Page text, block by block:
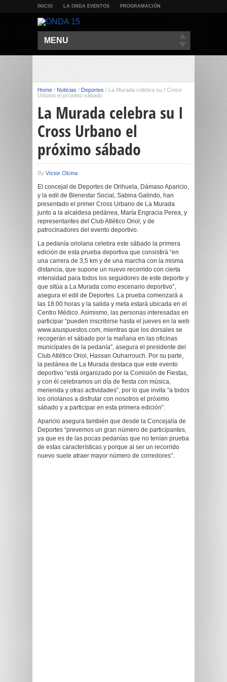
INICIO LA ONDA EVENTOS PROGRAMACIÓN
MENU
Home / Noticias / Deportes / La Murada celebra su I Cross
Urbano el próximo sábado
La Murada celebra su I
Cross Urbano el
próximo sábado
By Víctor Olcina
El concejal de Deportes de Orihuela, Dámaso Aparicio,
y la edil de Bienestar Social, Sabina Galindo, han
presentado el primer Cross Urbano de La Murada
junto a la alcaldesa pedánea, María Engracia Perea, y
representantes del Club Atlético Oriol, y de
patrocinadores del evento deportivo.
La pedanía oriolana celebra este sábado la primera
edición de esta prueba deportiva que consistirá “en
una carrera de 3,5 km y de una marcha con la misma
distancia, que supone un nuevo recorrido con cierta
intensidad para todos los seguidores de este deporte y
que sitúa a La Murada como escenario deportivo”,
asegura el edil de Deportes. La prueba comenzará a
las 18.00 horas y la salida y meta estará ubicada en el
Centro Médico. Asimismo, las personas interesadas en
participar “pueden inscribirse hasta el jueves en la web
www.asuspuestos.com, mientras que los dorsales se
recogerán el sábado por la mañana en las oficinas
municipales de la pedanía”, asegura el presidente del
Club Atlético Oriol, Hassan Ouharrouch. Por su parte,
la pedánea de La Murada destaca que este evento
deportivo “está organizado por la Comisión de Fiestas,
y con él celebramos un día de fiesta con música,
merienda y otras actividades”, por lo que invita “a todos
los oriolanos a disfrutar con nosotros el próximo
sábado y a participar en esta primera edición”.
Aparicio asegura también que desde la Concejalía de
Deportes “prevemos un gran número de participantes,
ya que es de las pocas pedanías que no tenían prueba
de estas características y porque al ser un recorrido
nuevo suele atraer mayor número de corredores”.